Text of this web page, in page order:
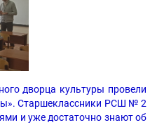
дворца культуры провели
Старшеклассники РСШ № 2
и уже достаточно знают об